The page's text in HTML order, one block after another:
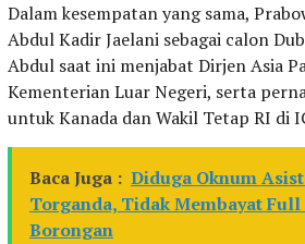
Dalam kesempatan yang sama,
Abdul Kadir Jaelani sebagai calon
Abdul saat ini menjabat Dirjen Asia
Kementerian Luar Negeri, serta
untuk Kanada dan Wakil Tetap RI di
Baca Juga : Diduga Oknum
Torganda, Tidak Membayat
Borongan